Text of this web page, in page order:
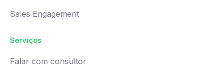
Sales Engagement
Serviços
Falar com consultor